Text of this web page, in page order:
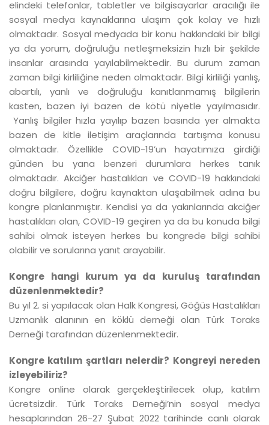
elindeki telefonlar, tabletler ve bilgisayarlar aracılığı ile
sosyal medya kaynaklarına ulaşım çok kolay ve hızlı
olmaktadır. Sosyal medyada bir konu hakkındaki bir bilgi
ya da yorum, doğruluğu netleşmeksizin hızlı bir şekilde
insanlar arasında yayılabilmektedir. Bu durum zaman
zaman bilgi kirliliğine neden olmaktadır. Bilgi kirliliği yanlış,
abartılı, yanlı ve doğruluğu kanıtlanmamış bilgilerin
kasten, bazen iyi bazen de kötü niyetle yayılmasıdır.
Yanlış bilgiler hızla yayılıp bazen basında yer almakta
bazen de kitle iletişim araçlarında tartışma konusu
olmaktadır. Özellikle COVID-19’un hayatımıza girdiği
günden bu yana benzeri durumlara herkes tanık
olmaktadır. Akciğer hastalıkları ve COVID-19 hakkındaki
doğru bilgilere, doğru kaynaktan ulaşabilmek adına bu
kongre planlanmıştır. Kendisi ya da yakınlarında akciğer
hastalıkları olan, COVID-19 geçiren ya da bu konuda bilgi
sahibi olmak isteyen herkes bu kongrede bilgi sahibi
olabilir ve sorularına yanıt arayabilir.
Kongre hangi kurum ya da kuruluş tarafından
düzenlenmektedir?
Bu yıl 2. si yapılacak olan Halk Kongresi, Göğüs Hastalıkları
Uzmanlık alanının en köklü derneği olan Türk Toraks
Derneği tarafından düzenlenmektedir.
Kongre katılım şartları nelerdir? Kongreyi nereden
izleyebiliriz?
Kongre online olarak gerçekleştirilecek olup, katılım
ücretsizdir. Türk Toraks Derneği’nin sosyal medya
hesaplarından 26-27 Şubat 2022 tarihinde canlı olarak